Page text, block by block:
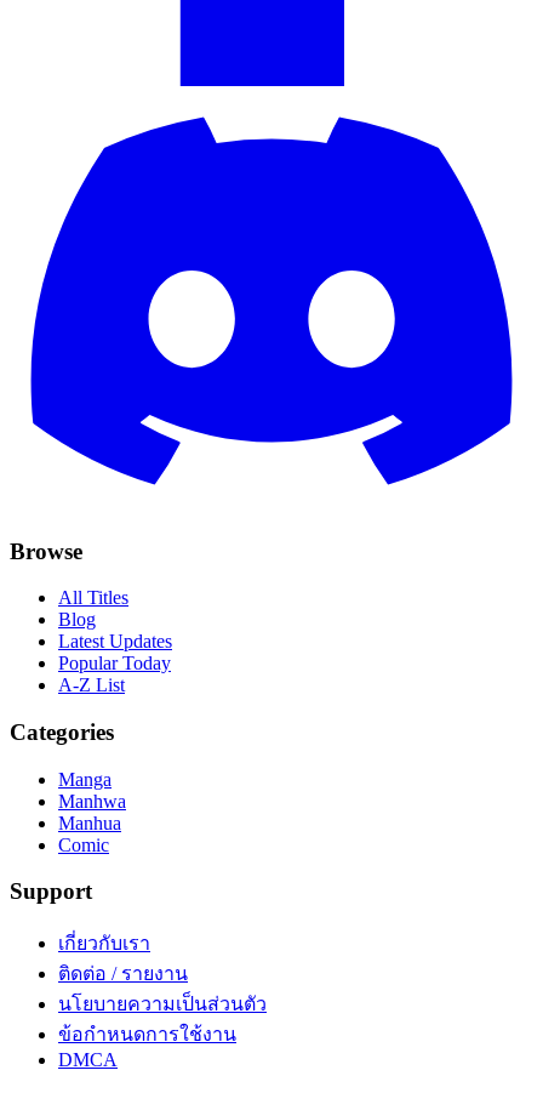
Browse
All Titles
Blog
Latest Updates
Popular Today
A-Z List
Categories
Manga
Manhwa
Manhua
Comic
Support
เกี่ยวกับเรา
ติดต่อ / รายงาน
นโยบายความเป็นส่วนตัว
ข้อกำหนดการใช้งาน
DMCA